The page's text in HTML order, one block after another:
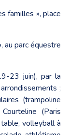
familles », place
au parc équestre
23 juin), par la
;
(trampoline
(Paris
volleyball à